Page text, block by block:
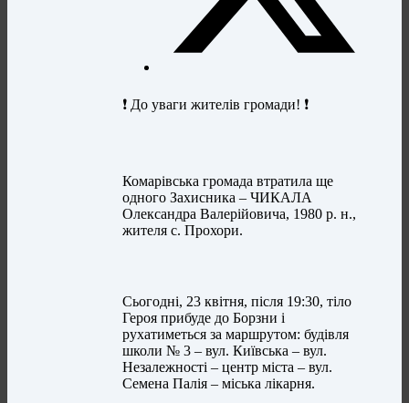
❗ До уваги жителів громади! ❗
Комарівська громада втратила ще
одного Захисника – ЧИКАЛА
Олександра Валерійовича, 1980 р. н.,
жителя с. Прохори.
Сьогодні, 23 квітня, після 19:30, тіло
Героя прибуде до Борзни і
рухатиметься за маршрутом: будівля
школи № 3 – вул. Київська – вул.
Незалежності – центр міста – вул.
Семена Палія – міська лікарня.